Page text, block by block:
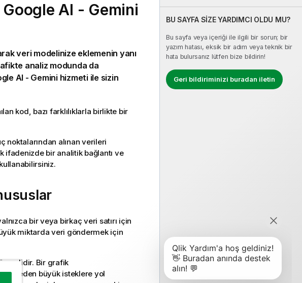
BU SAYFA SİZE YARDIMCI OLDU MU?
Bu sayfa veya içeriği ile ilgili bir sorun; bir
yazım hatası, eksik bir adım veya teknik bir
hata bulursanız lütfen bize bildirin!
Geri bildiriminizi buradan iletin
Google AI - Gemini
veri modelinize eklemenin yanı
analiz modunda da
AI - Geminihizmeti ile sizin
kod, bazı farklılıklarla birlikte bir
noktalarından alınan verileri
ifadenizde bir analitik bağlantı ve
bir veya birkaç veri satırı için
miktarda veri göndermek için
Bir grafik
büyük isteklere yol